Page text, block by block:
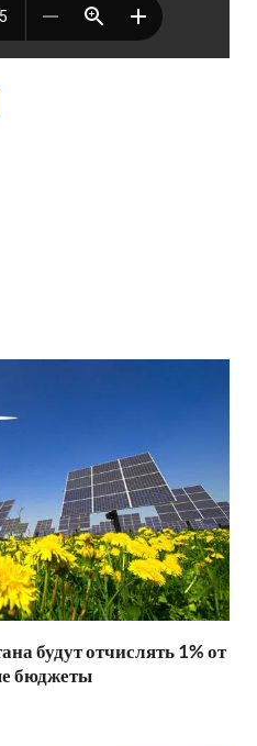
будут отчислять 1% от
бюджеты